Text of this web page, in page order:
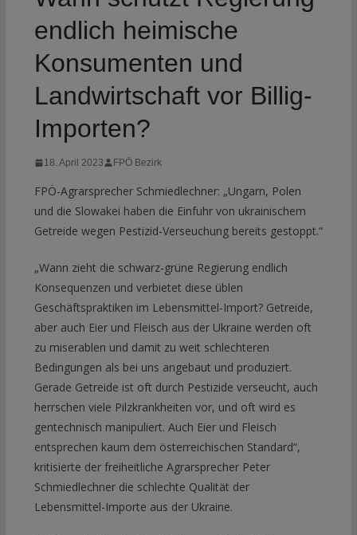
endlich heimische
Konsumenten und
Landwirtschaft vor Billig-
Importen?
18. April 2023 FPÖ Bezirk
FPÖ-Agrarsprecher Schmiedlechner: „Ungarn, Polen
und die Slowakei haben die Einfuhr von ukrainischem
Getreide wegen Pestizid-Verseuchung bereits gestoppt.“
„Wann zieht die schwarz-grüne Regierung endlich
Konsequenzen und verbietet diese üblen
Geschäftspraktiken im Lebensmittel-Import? Getreide,
aber auch Eier und Fleisch aus der Ukraine werden oft
zu miserablen und damit zu weit schlechteren
Bedingungen als bei uns angebaut und produziert.
Gerade Getreide ist oft durch Pestizide verseucht, auch
herrschen viele Pilzkrankheiten vor, und oft wird es
gentechnisch manipuliert. Auch Eier und Fleisch
entsprechen kaum dem österreichischen Standard“,
kritisierte der freiheitliche Agrarsprecher Peter
Schmiedlechner die schlechte Qualität der
Lebensmittel-Importe aus der Ukraine.